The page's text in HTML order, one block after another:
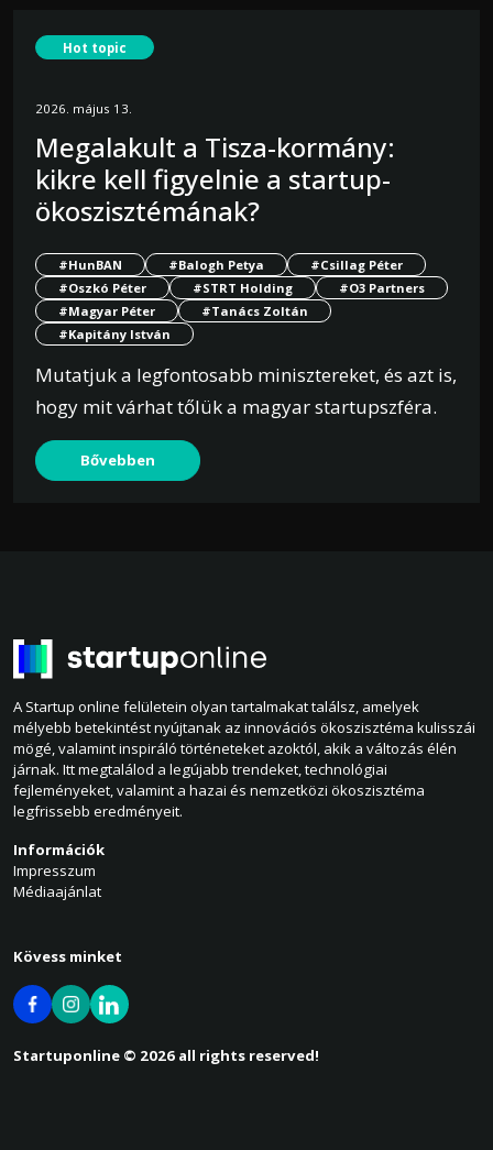
Hot topic
2026. május 13.
Megalakult a Tisza-kormány:
kikre kell figyelnie a startup-
ökoszisztémának?
#HunBAN #Balogh Petya
#Csillag Péter
#Oszkó Péter
#STRT Holding
#O3 Partners
#Magyar Péter
#Tanács Zoltán
#Kapitány István
Mutatjuk a legfontosabb minisztereket, és azt is,
hogy mit várhat tőlük a magyar startupszféra.
Bővebben
A Startup online felületein olyan tartalmakat találsz, amelyek
mélyebb betekintést nyújtanak az innovációs ökoszisztéma kulisszái
mögé, valamint inspiráló történeteket azoktól, akik a változás élén
járnak. Itt megtalálod a legújabb trendeket, technológiai
fejleményeket, valamint a hazai és nemzetközi ökoszisztéma
legfrissebb eredményeit.
Információk
Impresszum
Médiaajánlat
Kövess minket
Startuponline © 2026 all rights reserved!